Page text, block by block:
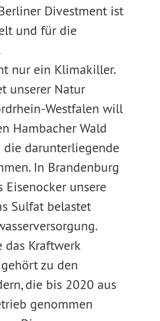
Divestment ist
und für die
nur ein Klimakiller.
unserer Natur
Westfalen will
Hambacher Wald
die darunterliegende
In Brandenburg
Eisenocker unsere
Sulfat belastet
das Kraftwerk
zu den
die bis 2020 aus
genommen